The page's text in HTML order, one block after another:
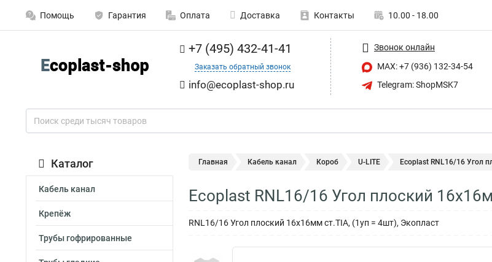
Помощь Гарантия Оплата Доставка Контакты 10.00 - 18.00
+7 (495) 432-41-41
Заказать обратный звонок
info@ecoplast-shop.ru
Звонок онлайн
MAX: +7 (936) 132-34-54
Telegram: ShopMSK7
Каталог
Кабель канал
Крепёж
Трубы гофрированные
Главная Кабель канал Короб U-LITE Ecoplast RNL16/16 Угол
Ecoplast RNL16/16 Угол плоский
RNL16/16 Угол плоский 16х16мм ст.TIA, (1уп = 4шт), Экопласт